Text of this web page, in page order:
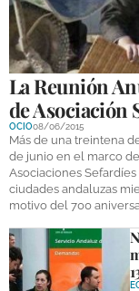
GALERÍAS
La Reunión
de Asociación
OCIO08/06/2015
Más de una treintena
de junio en el marco
Asociaciones
ciudades andaluzas
motivo del 700